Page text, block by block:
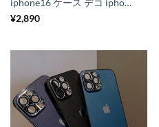
iphone16 ケース デコ iphone16pro ケース ハート 柄 iphone ケース 人気 大人 女子 iphone15/14 ケース おしゃれ 韓国 スマホケース レザー かわいい M122
¥2,890